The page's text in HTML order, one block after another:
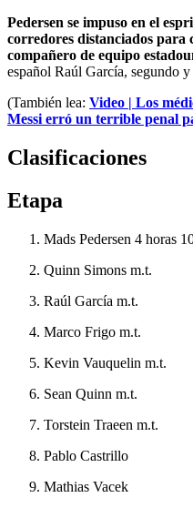
Pedersen se impuso en el
corredores distanciados para
compañero de equipo
español Raúl García, segundo
(También lea: Video | Los
Messi erró un terrible penal
Clasificaciones
Etapa
Mads Pedersen 4 horas
Quinn Simons m.t.
Raúl García m.t.
Marco Frigo m.t.
Kevin Vauquelin m.t.
Sean Quinn m.t.
Torstein Traeen m.t.
Pablo Castrillo
Mathias Vacek